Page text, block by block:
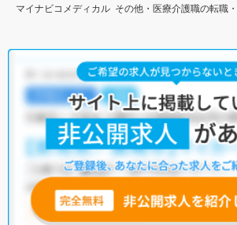
マイナビコメディカル その他・医療介護職の転職